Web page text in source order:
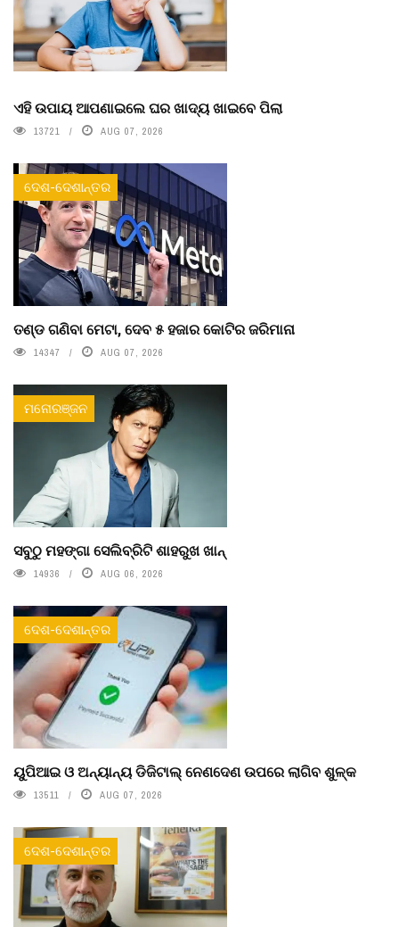
ଏହି ଉପାୟ ଆପଣାଇଲେ ଘର ଖାଦ୍ୟ ଖାଇବେ ପିଲା
13721 AUG 07, 2026
ଦେଶ-ଦେଶାନ୍ତର
ତଣ୍ଡ ଗଣିବା ମେଟା, ଦେବ ୫ ହଜାର କୋଟିର ଜରିମାନା
14347 AUG 07, 2026
ମନୋରଞ୍ଜନ
ସବୁଠୁ ମହଙ୍ଗା ସେଲିବ୍ରିଟି ଶାହରୁଖ ଖାନ୍
14936 AUG 06, 2026
ଦେଶ-ଦେଶାନ୍ତର
ୟୁପିଆଇ ଓ ଅନ୍ୟାନ୍ୟ ଡିଜିଟାଲ୍ ନେଣଦେଣ ଉପରେ ଲାଗିବ ଶୁଳ୍କ
13511 AUG 07, 2026
ଦେଶ-ଦେଶାନ୍ତର